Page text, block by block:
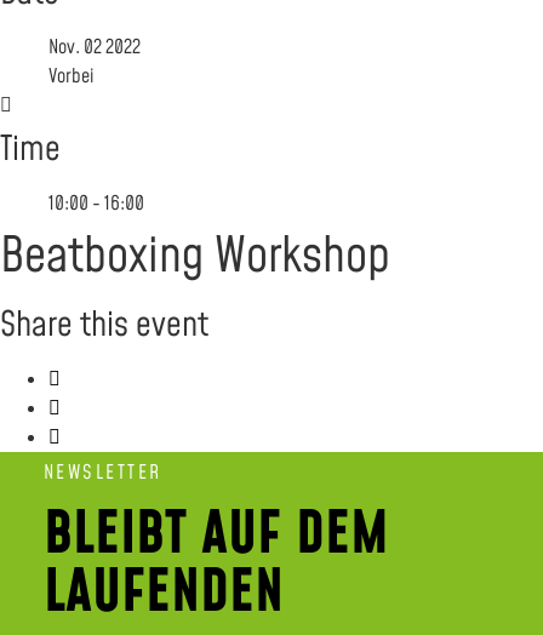
Nov. 02 2022
Vorbei
Time
10:00 - 16:00
Beatboxing Workshop
Share this event
NEWSLETTER
BLEIBT AUF DEM
LAUFENDEN